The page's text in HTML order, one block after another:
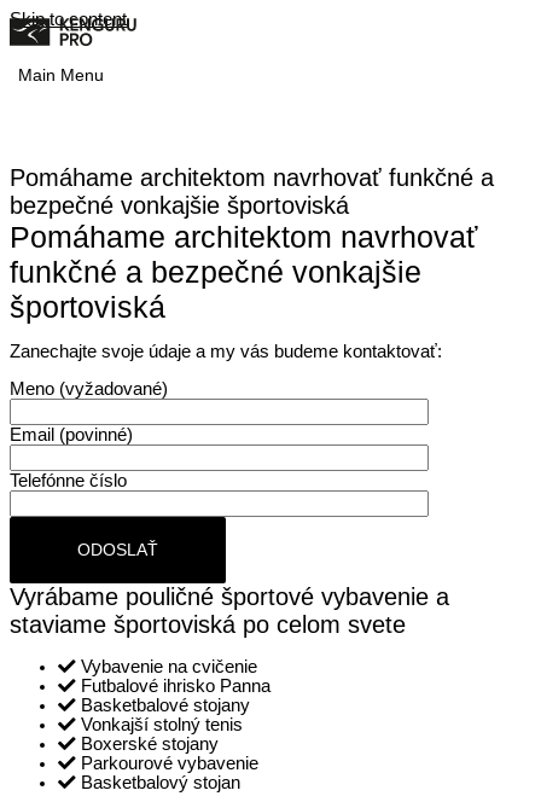
Skip to content
Main Menu
Pomáhame architektom navrhovať funkčné a
bezpečné vonkajšie športoviská
Pomáhame architektom navrhovať
funkčné a bezpečné vonkajšie
športoviská
Zanechajte svoje údaje a my vás budeme kontaktovať:
Meno (vyžadované)
Email (povinné)
Telefónne číslo
Vyrábame pouličné športové vybavenie a
staviame športoviská po celom svete
Vybavenie na cvičenie
Futbalové ihrisko Panna
Basketbalové stojany
Vonkajší stolný tenis
Boxerské stojany
Parkourové vybavenie
Basketbalový stojan